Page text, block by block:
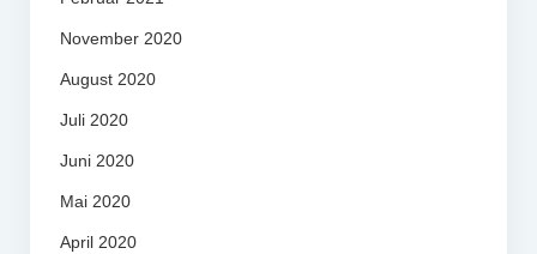
November 2020
August 2020
Juli 2020
Juni 2020
Mai 2020
April 2020